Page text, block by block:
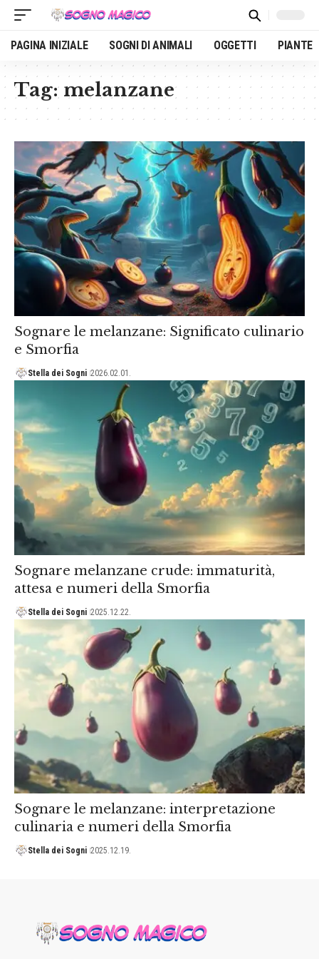
PAGINA INIZIALE SOGNI DI ANIMALI OGGETTI PIANTE
Tag: melanzane
Sognare le melanzane: Significato culinario
e Smorfia
Stella dei Sogni 2026.02.01.
Sognare melanzane crude: immaturità,
attesa e numeri della Smorfia
Stella dei Sogni 2025.12.22.
Sognare le melanzane: interpretazione
culinaria e numeri della Smorfia
Stella dei Sogni 2025.12.19.